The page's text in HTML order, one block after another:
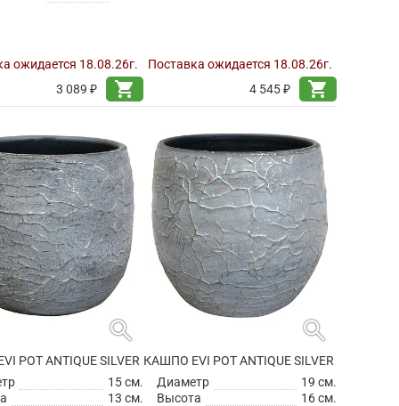
ожидается 18.08.26г.
3 089 ₽
shopping_cart
Поставка ожидается 18.08.26г.
4 545 ₽
shopping_cart
search
POT ANTIQUE SILVER
15 см.
13 см.
search
КАШПО EVI POT ANTIQUE SILVER
Диаметр
19 см.
Высота
16 см.